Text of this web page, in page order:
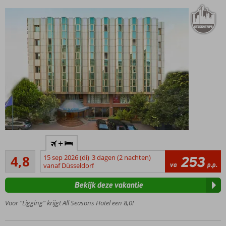
de wijk
Findikzade
Mooie
Gratis
Inclusief
4,8
Voldoende
4
beoordelingen
+
15 sep 2026 (di) 3 dagen (2 nachten)
vanaf Düsseldorf
va 253 p.p.
Voor “Ligging” krijgt All Seasons Hotel een 8,0!
Bekijk deze vakantie